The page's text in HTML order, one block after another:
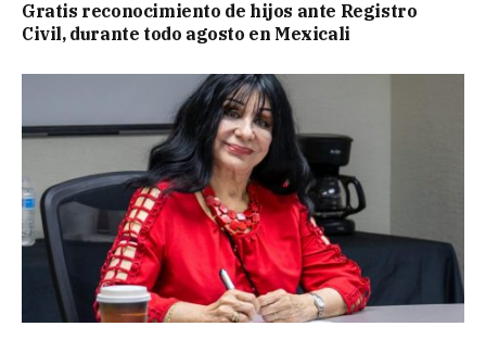
Gratis reconocimiento de hijos ante Registro
Civil, durante todo agosto en Mexicali